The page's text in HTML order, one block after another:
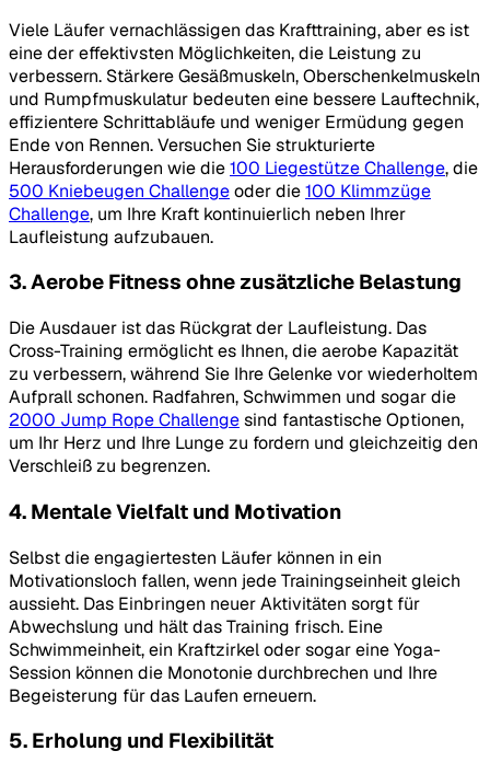
Viele Läufer vernachlässigen das Krafttraining, aber es ist
eine der effektivsten Möglichkeiten, die Leistung zu
verbessern. Stärkere Gesäßmuskeln, Oberschenkelmuskeln
und Rumpfmuskulatur bedeuten eine bessere Lauftechnik,
effizientere Schrittabläufe und weniger Ermüdung gegen
Ende von Rennen. Versuchen Sie strukturierte
Herausforderungen wie die100 Liegestütze Challenge, die
500 Kniebeugen Challengeoder die100 Klimmzüge
Challenge, um Ihre Kraft kontinuierlich neben Ihrer
Laufleistung aufzubauen.
3. Aerobe Fitness ohne zusätzliche Belastung
Die Ausdauer ist das Rückgrat der Laufleistung. Das
Cross-Training ermöglicht es Ihnen, die aerobe Kapazität
zu verbessern, während Sie Ihre Gelenke vor wiederholtem
Aufprall schonen. Radfahren, Schwimmen und sogar die
2000 Jump Rope Challengesind fantastische Optionen,
um Ihr Herz und Ihre Lunge zu fordern und gleichzeitig den
Verschleiß zu begrenzen.
4. Mentale Vielfalt und Motivation
Selbst die engagiertesten Läufer können in ein
Motivationsloch fallen, wenn jede Trainingseinheit gleich
aussieht. Das Einbringen neuer Aktivitäten sorgt für
Abwechslung und hält das Training frisch. Eine
Schwimmeinheit, ein Kraftzirkel oder sogar eine Yoga-
Session können die Monotonie durchbrechen und Ihre
Begeisterung für das Laufen erneuern.
5. Erholung und Flexibilität